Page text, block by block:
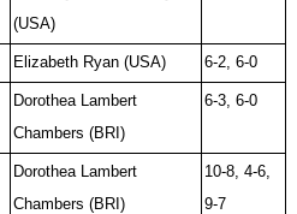
(USA)
Elizabeth Ryan (USA) 6-2, 6-0
Dorothea Lambert
Chambers (BRI)
6-3, 6-0
Dorothea Lambert
Chambers (BRI)
10-8, 4-6,
9-7